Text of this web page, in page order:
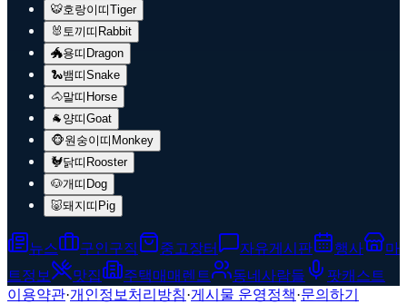
🐯호랑이띠Tiger
🐰 토끼띠 Rabbit
🐲용띠 Dragon
🐍뱀띠Snake
🐴말띠 Horse
🐐 양띠Goat
🐵원숭이띠 Monkey
🐓닭띠 Rooster
🐶개띠 Dog
🐷돼지띠 Pig
뉴스 구인구직 중고장터 자유게시판 행사
마
트정보
맛집 주택매매렌트 동네사람들
팟캐스트
이용약관·개인정보처리방침·게시물 운영정책·문의하기